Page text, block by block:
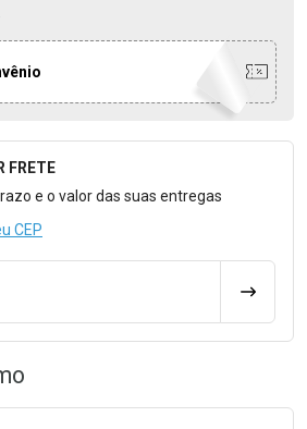
Calcular o Frete
FRETE
e o valor das suas entregas
CEP